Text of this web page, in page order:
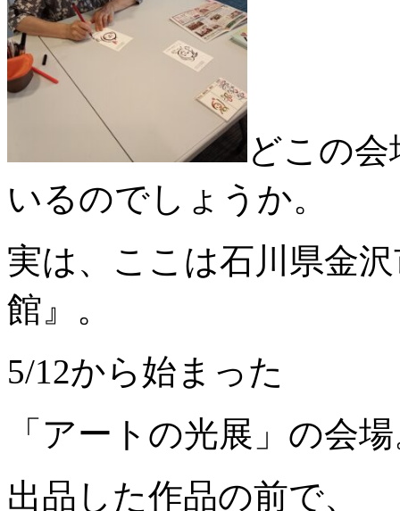
どこの
いるのでしょうか。
実は、ここは石川県金
館』。
5/12から始まった
「アートの光展」の会
出品した作品の前で、